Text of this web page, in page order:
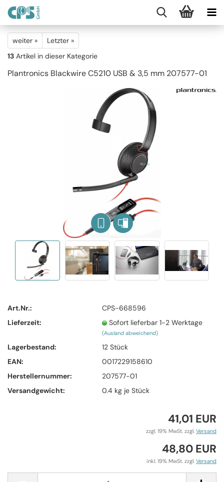
weiter »
Letzter »
13 Artikel in dieser Kategorie
Plantronics Blackwire C5210 USB & 3,5 mm 207577-01
Art.Nr.:
CPS-668596
Lieferzeit:
Sofort lieferbar 1-2 Werktage
(Ausland abweichend)
Lagerbestand: 12Stück
EAN:
0017229158610
Herstellernummer:
207577-01
Versandgewicht:
0.4 kg je Stück
41,01 EUR
zzgl. 19% MwSt. zzgl. Versand
48,80 EUR
inkl. 19% MwSt. zzgl. Versand